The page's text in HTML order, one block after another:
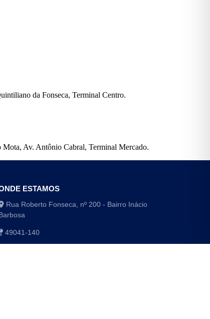
da Fonseca, Terminal Centro.
Av. Antônio Cabral, Terminal Mercado.
ESTAMOS
Rua Roberto Fonseca, nº 200 - Bairro Inácio
49041-140